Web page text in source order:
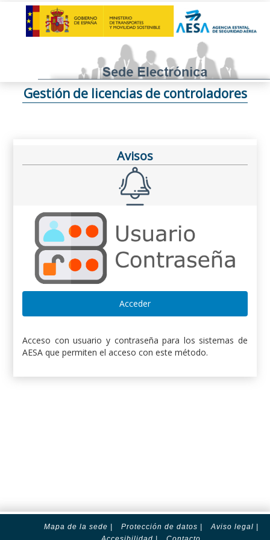
Gestión de licencias de controladores
Avisos
Acceso con usuario y contraseña para los sistemas de
AESA que permiten el acceso con este método.
Mapa de la sede | Protección de datos |
Aviso legal |